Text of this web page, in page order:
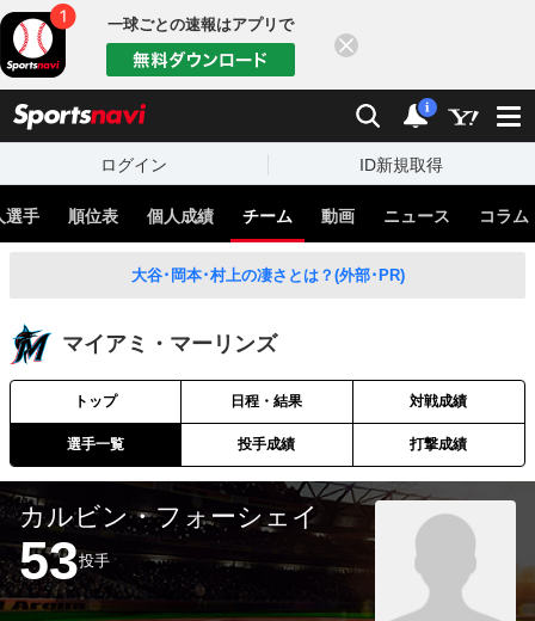
一球ごとの速報はアプリで
検索 通知
i
ログイン ID新規取得
選手 順位表 個人成績 チーム 動画 ニュース コラム
大谷･岡本･村上の凄さとは？(外部･PR)
マイアミ・マーリンズ
トップ 日程・結果 対戦成績
選手一覧 投手成績 打撃成績
カルビン・フォーシェイ
53投手